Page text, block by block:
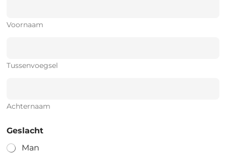
Voornaam
Tussenvoegsel
Achternaam
Geslacht
Man